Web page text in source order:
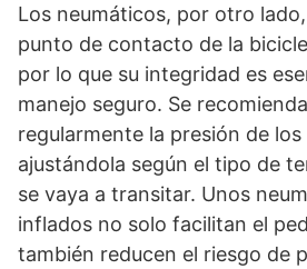
Los neumáticos, por otro
punto de contacto de la
por lo que su integridad es
manejo seguro. Se
regularmente la presión de
ajustándola según el tipo de
se vaya a transitar. Unos
inflados no solo facilitan el
también reducen el riesgo de